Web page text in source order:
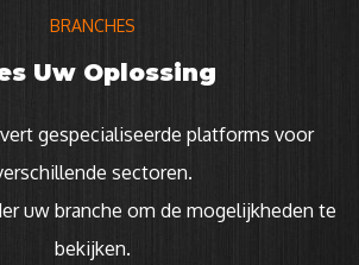
BRANCHES
Uw Oplossing
gespecialiseerde platforms voor
sectoren.
uw branche om de mogelijkheden te
bekijken.